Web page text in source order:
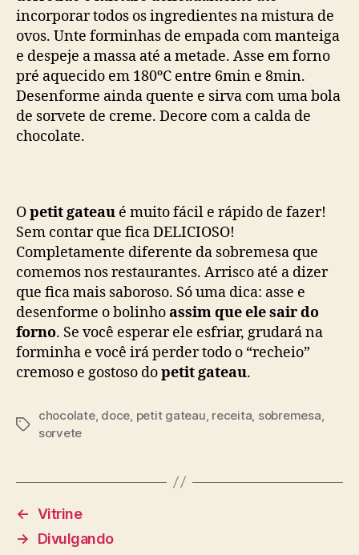
incorporar todos os ingredientes na mistura de
ovos. Unte forminhas de empada com manteiga
e despeje a massa até a metade. Asse em forno
pré aquecido em 180ºC entre 6min e 8min.
Desenforme ainda quente e sirva com uma bola
de sorvete de creme. Decore com a calda de
chocolate.
Opetit gateau é muito fácil e rápido de fazer!
Sem contar que fica DELICIOSO!
Completamente diferente da sobremesa que
comemos nos restaurantes. Arrisco até a dizer
que fica mais saboroso. Só uma dica: asse e
desenforme o bolinhoassim que ele sair do
forno. Se você esperar ele esfriar, grudará na
forminha e você irá perder todo o “recheio”
cremoso e gostoso dopetit gateau.
Tags
chocolate, doce petit gateau receita sobremesa
sorvete
← Vitrine
→
Divulgando